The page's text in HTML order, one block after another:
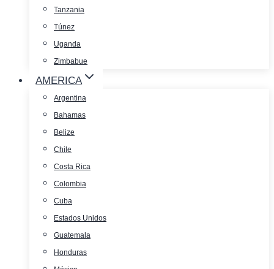
Tanzania
Túnez
Uganda
Zimbabue
AMERICA
Argentina
Bahamas
Belize
Chile
Costa Rica
Colombia
Cuba
Estados Unidos
Guatemala
Honduras